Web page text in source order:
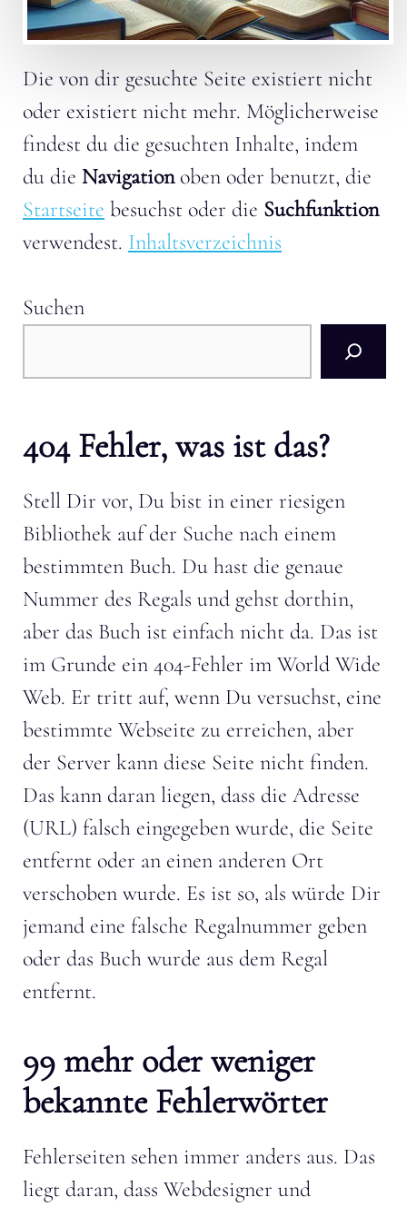
Die von dir gesuchte Seite existiert nicht
oder existiert nicht mehr. Möglicherweise
findest du die gesuchten Inhalte, indem
du die Navigation oben oder benutzt, die
Startseite besuchst oder die Suchfunktion
verwendest. Inhaltsverzeichnis
Suchen
404 Fehler, was ist das?
Stell Dir vor, Du bist in einer riesigen
Bibliothek auf der Suche nach einem
bestimmten Buch. Du hast die genaue
Nummer des Regals und gehst dorthin,
aber das Buch ist einfach nicht da. Das ist
im Grunde ein 404-Fehler im World Wide
Web. Er tritt auf, wenn Du versuchst, eine
bestimmte Webseite zu erreichen, aber
der Server kann diese Seite nicht finden.
Das kann daran liegen, dass die Adresse
(URL) falsch eingegeben wurde, die Seite
entfernt oder an einen anderen Ort
verschoben wurde. Es ist so, als würde Dir
jemand eine falsche Regalnummer geben
oder das Buch wurde aus dem Regal
entfernt.
99 mehr oder weniger
bekannte Fehlerwörter
Fehlerseiten sehen immer anders aus. Das
liegt daran, dass Webdesigner und